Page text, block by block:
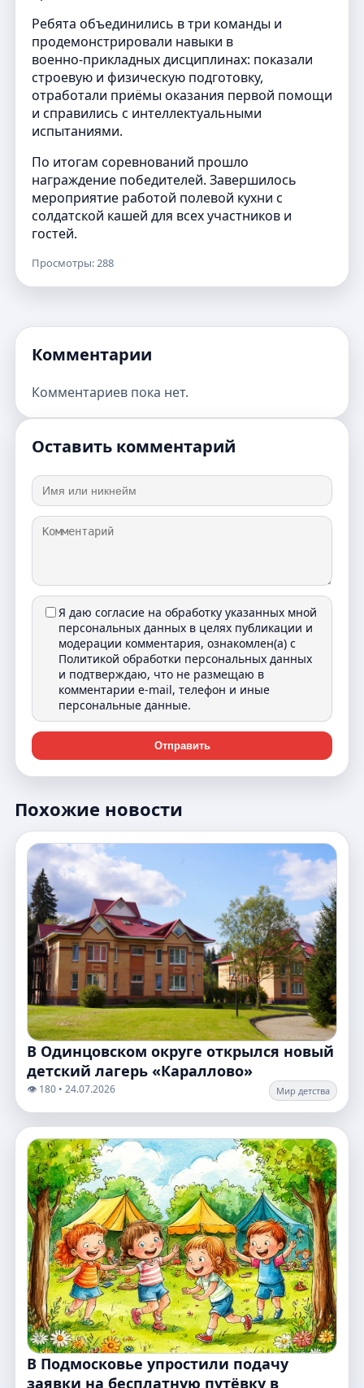
Ребята объединились в три команды и
продемонстрировали навыки в
военно‑прикладных дисциплинах: показали
строевую и физическую подготовку,
отработали приёмы оказания первой помощи
и справились с интеллектуальными
испытаниями.
По итогам соревнований прошло
награждение победителей. Завершилось
мероприятие работой полевой кухни с
солдатской кашей для всех участников и
гостей.
Просмотры: 288
Комментарии
Комментариев пока нет.
Оставить комментарий
Я даю согласие на обработку указанных мной
персональных данных в целях публикации и
модерации комментария, ознакомлен(а) с
Политикой обработки персональных данных
и подтверждаю, что не размещаю в
комментарии e-mail, телефон и иные
персональные данные.
Отправить
Похожие новости
В Одинцовском округе открылся новый
детский лагерь «Караллово»
👁️ 180 • 24.07.2026 Мир детства
В Подмосковье упростили подачу
заявки на бесплатную путёвку в